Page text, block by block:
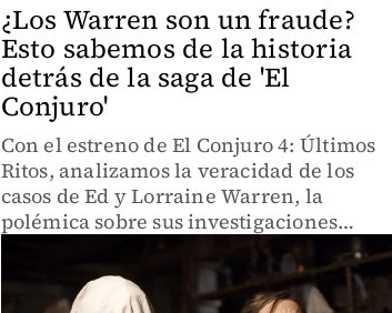
¿Los Warren son un fraude?
Esto sabemos de la historia
detrás de la saga de 'El
Conjuro'
Con el estreno de El Conjuro 4: Últimos
Ritos, analizamos la veracidad de los
casos de Ed y Lorraine Warren, la
polémica sobre sus investigaciones
paranormales y cómo Hollywood
transformó sus historias en la famosa
saga cinematográfica